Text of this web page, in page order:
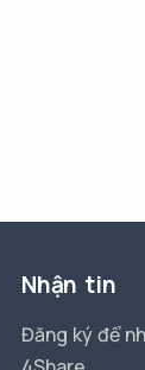
Nhận tin
Đăng ký để